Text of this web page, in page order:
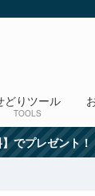
どりツール
TOOLS
でプレゼント！